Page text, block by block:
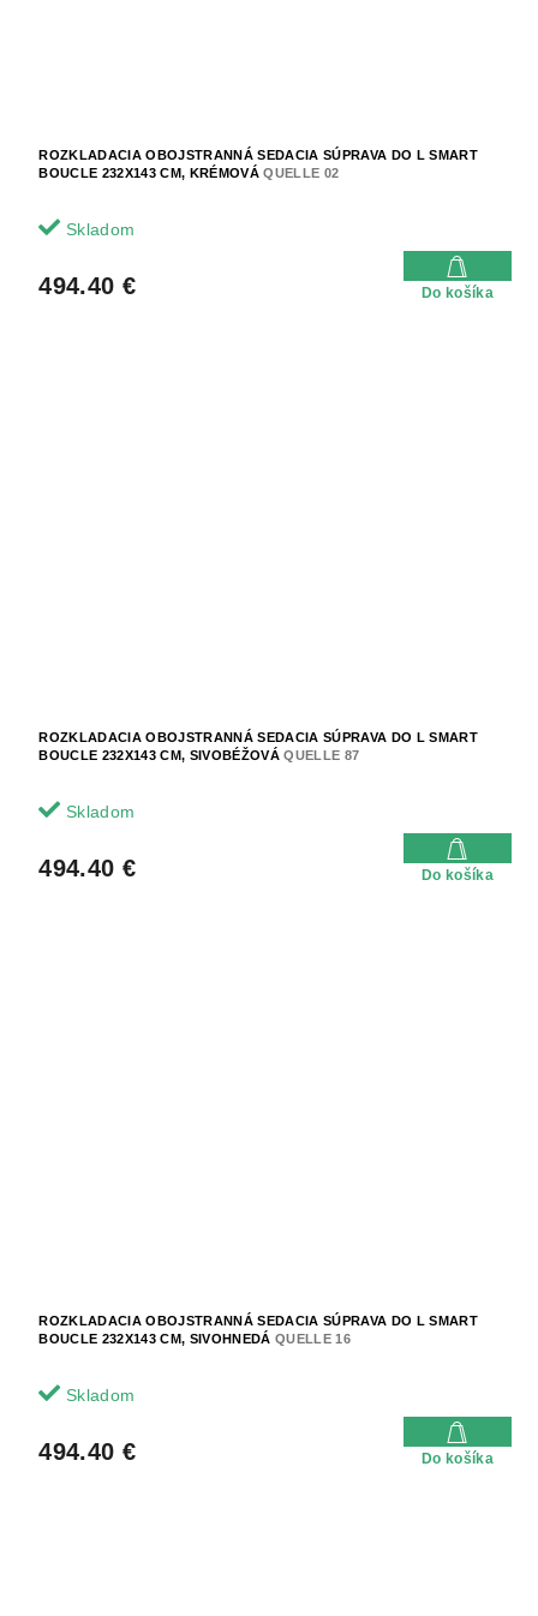
ROZKLADACIA OBOJSTRANNÁ SEDACIA SÚPRAVA DO L SMART
BOUCLE 232X143 CM, KRÉMOVÁQUELLE 02
Skladom
494.40 € Do košíka
ROZKLADACIA OBOJSTRANNÁ SEDACIA SÚPRAVA DO L SMART
BOUCLE 232X143 CM, SIVOBÉŽOVÁQUELLE 87
Skladom
494.40 € Do košíka
ROZKLADACIA OBOJSTRANNÁ SEDACIA SÚPRAVA DO L SMART
BOUCLE 232X143 CM, SIVOHNEDÁ QUELLE 16
Skladom
494.40 € Do košíka